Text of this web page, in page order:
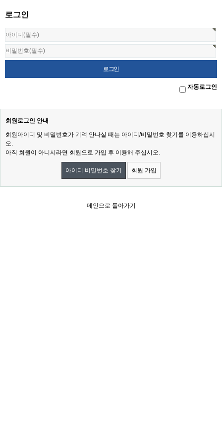
로그인
자동로그인
회원로그인 안내
회원아이디 및 비밀번호가 기억 안나실 때는 아이디/비밀번호 찾기를 이용하십시
오.
아직 회원이 아니시라면 회원으로 가입 후 이용해 주십시오.
아이디 비밀번호 찾기 회원 가입
메인으로 돌아가기